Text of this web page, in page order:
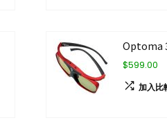
Optoma
$599.00
加入比